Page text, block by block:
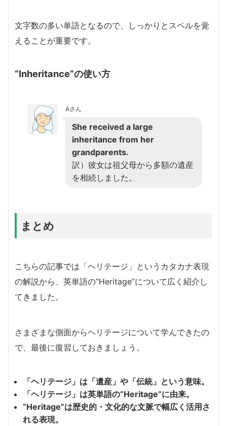
文字数の多い単語となるので、しっかりとスペルを覚
えることが重要です。
“Inheritance”の使い方
Aさん
She received a large
inheritance from her
grandparents.
訳）彼女は祖父母から多額の遺産
を相続しました。
まとめ
こちらの記事では「ヘリテージ」というカタカナ表現
の解説から、英単語の”Heritage”について広く紹介し
てきました。
さまざまな側面からヘリテージについて学んできたの
で、最後に復習しておきましょう。
「ヘリテージ」は「遺産」や「伝統」という意味。
「ヘリテージ」は英単語の”Heritage”に由来。
“Heritage”は歴史的・文化的な文脈で幅広く活用さ
れる表現。